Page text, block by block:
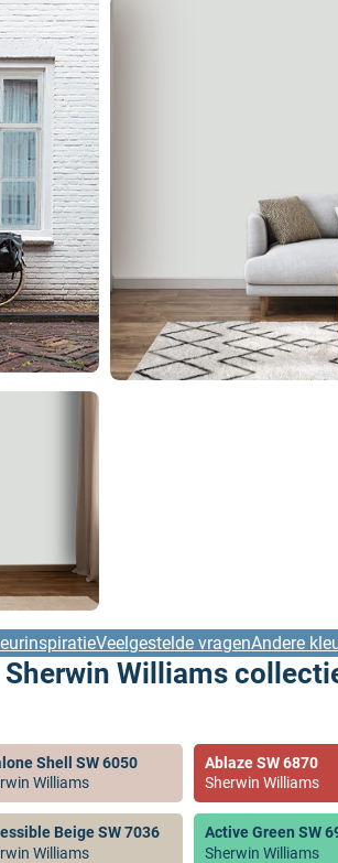
Veelgestelde vragenAndere
Williams
Shell SW 6050
Williams
Ablaze SW 6870
Sherwin Williams
Beige SW 7036
Williams
Active Green SW
Sherwin Williams